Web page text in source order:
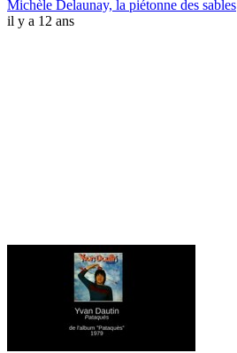
Michèle Delaunay, la piétonne des sables
il y a 12 ans